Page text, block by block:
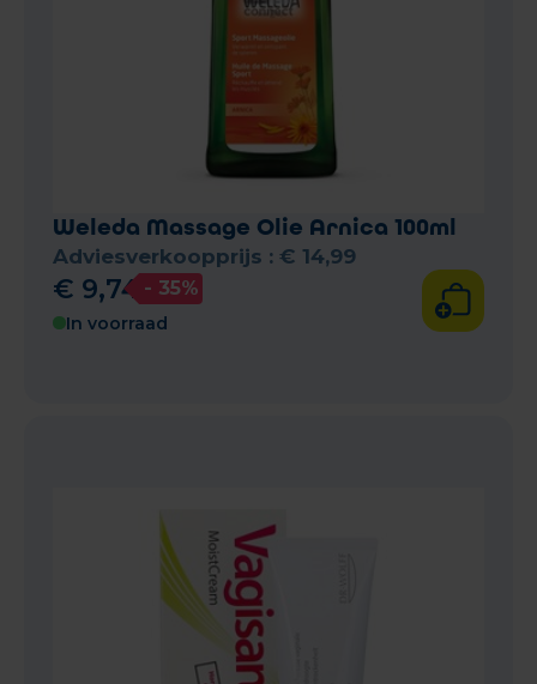
Weleda Massage Olie Arnica 100ml
Adviesverkoopprijs : € 14,99
€ 9,74 - 35%
In voorraad